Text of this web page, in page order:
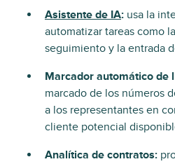
Asistente de IA: usa la
automatizar tareas como
seguimiento y la entrada
Marcador automático de
marcado de los números
a los representantes en
cliente potencial
Analítica de contratos: